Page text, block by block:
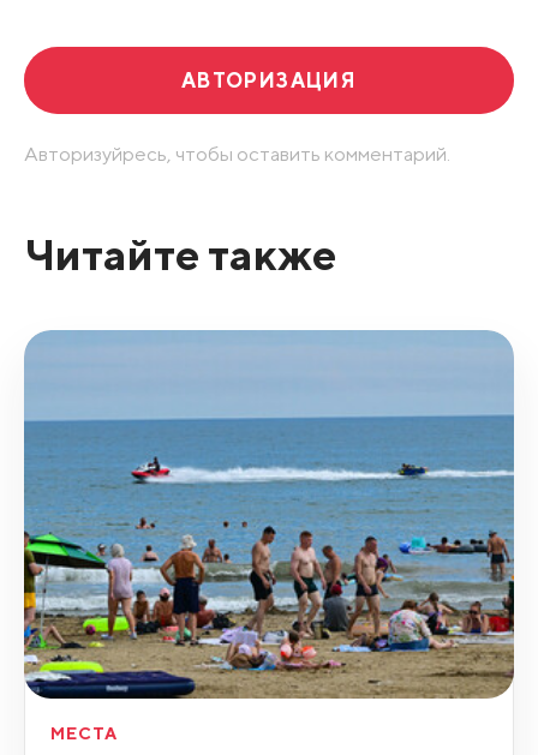
АВТОРИЗАЦИЯ
Авторизуйресь, чтобы оставить комментарий.
Читайте также
МЕСТА